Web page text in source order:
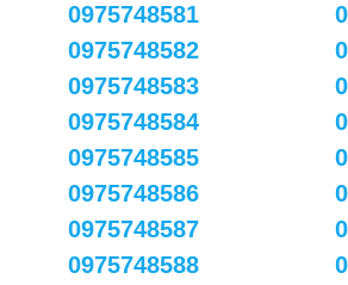
0975748581
0975748582
0975748583
0975748584
0975748585
0975748586
0975748587
0975748588